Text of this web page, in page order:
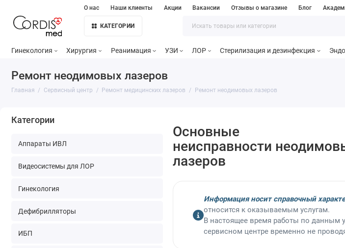
О нас Наши клиенты Акции Вакансии Отзывы о магазине Блог
КАТЕГОРИИ
Гинекология Хирургия Реанимация УЗИ ЛОР Стерилизация и дезинфекция
Ремонт неодимовых лазеров
Главная Сервисный центр Ремонт медицинских лазеров Ремонт неодимовых лазеров
Категории
Аппараты ИВЛ
Видеосистемы для ЛОР
Гинекология
Дефибрилляторы
ИБП
Основные
неисправности
лазеров
Информация носит справочный
относится к оказываемым услугам.
В настоящее время работы по данным
сервисном центре временно не